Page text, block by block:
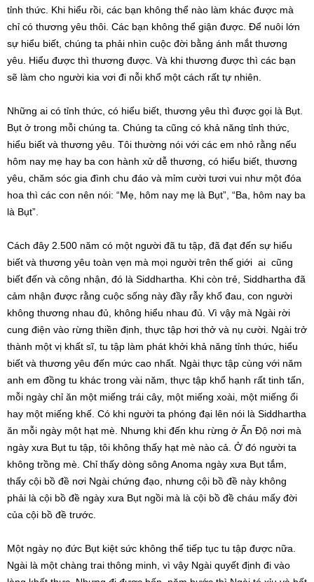
tỉnh thức. Khi hiểu rồi, các bạn không thể nào làm khác được mà
chỉ có thương yêu thôi. Các bạn không thể giận được. Để nuôi lớn
sự hiểu biết, chúng ta phải nhìn cuộc đời bằng ánh mắt thương
yêu. Hiểu được thì thương được. Và khi thương được thì các bạn
sẽ làm cho người kia vơi đi nỗi khổ một cách rất tự nhiên.
Những ai có tỉnh thức, có hiểu biết, thương yêu thì được gọi là Bụt.
Bụt ở trong mỗi chúng ta. Chúng ta cũng có khả năng tỉnh thức,
hiểu biết và thương yêu. Tôi thường nói với các em nhỏ rằng nếu
hôm nay mẹ hay ba con hành xử dễ thương, có hiểu biết, thương
yêu, chăm sóc gia đình chu đáo và mỉm cười tươi vui như một đóa
hoa thì các con nên nói: “Mẹ, hôm nay mẹ là Bụt”, “Ba, hôm nay ba
là Bụt”.
Cách đây 2.500 năm có một người đã tu tập, đã đạt đến sự hiểu
biết và thương yêu toàn vẹn mà mọi người trên thế giới ai cũng
biết đến và công nhận, đó là Siddhartha. Khi còn trẻ, Siddhartha đã
cảm nhận được rằng cuộc sống này đầy rẫy khổ đau, con người
không thương nhau đủ, không hiểu nhau đủ. Vì vậy mà Ngài rời
cung điện vào rừng thiền định, thực tập hơi thở và nụ cười. Ngài trở
thành một vị khất sĩ, tu tập làm phát khởi khả năng tỉnh thức, hiểu
biết và thương yêu đến mức cao nhất. Ngài thực tập cùng với năm
anh em đồng tu khác trong vài năm, thực tập khổ hạnh rất tinh tấn,
mỗi ngày chỉ ăn một miếng trái cây, một miếng xoài, một miếng ổi
hay một miếng khế. Có khi người ta phóng đại lên nói là Siddhartha
ăn mỗi ngày một hạt mè. Nhưng khi đến khu rừng ở Ấn Độ nơi mà
ngày xưa Bụt tu tập, tôi không thấy hạt mè nào cả. Ở đó người ta
không trồng mè. Chỉ thấy dòng sông Anoma ngày xưa Bụt tắm,
thấy cội bồ đề nơi Ngài chứng đạo, nhưng cội bồ đề này không
phải là cội bồ đề ngày xưa Bụt ngồi mà là cội bồ đề cháu mấy đời
của cội bồ đề trước.
Một ngày nọ đức Bụt kiệt sức không thể tiếp tục tu tập được nữa.
Ngài là một chàng trai thông minh, vì vậy Ngài quyết định đi vào